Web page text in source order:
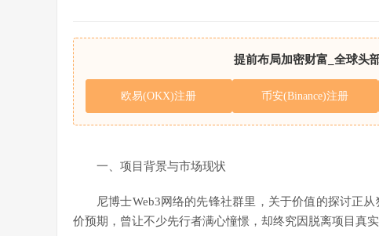
提前布局加密财富_全球头
欧易(OKX)注册 币安(Binance)注册
一、项目背景与市场现状
尼博士Web3网络的先锋社群里，关于价值的探讨正
价预期，曾让不少先行者满心憧憬，却终究因脱离项目真